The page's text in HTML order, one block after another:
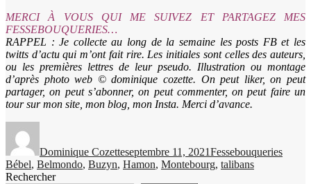
MERCI À VOUS QUI ME SUIVEZ ET PARTAGEZ MES
FESSEBOUQUERIES…
RAPPEL : Je collecte au long de la semaine les posts FB et les
twitts d’actu qui m’ont fait rire. Les initiales sont celles des auteurs,
ou les premières lettres de leur pseudo. Illustration ou montage
d’après photo web © dominique cozette. On peut liker, on peut
partager, on peut s’abonner, on peut commenter, on peut faire un
tour sur mon site, mon blog, mon Insta. Merci d’avance.
Dominique Cozetteseptembre 11, 2021Fessebouqueries
Bébel, Belmondo, Buzyn, Hamon, Montebourg, talibans
Rechercher